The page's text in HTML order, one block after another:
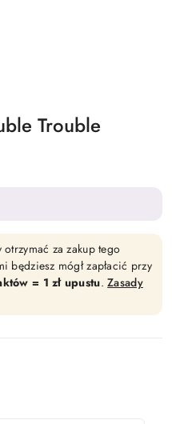
Trouble
otrzymać za zakup tego
będziesz mógł zapłacić przy
= 1 zł upustu.Zasady